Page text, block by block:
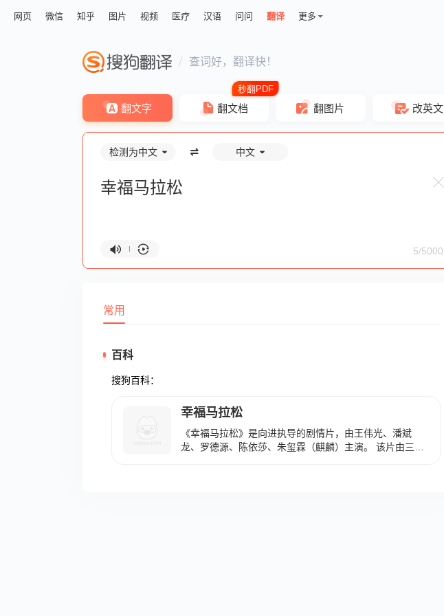
网页 微信 知乎 图片 视频 医疗 汉语 问问 翻译 更多
查词好，翻译快！
翻文字 翻文档 翻图片 改英文
检测为中文 中文
5/5000
常用
百科
搜狗百科：
幸福马拉松
《幸福马拉松》是向进执导的剧情片，由王伟光、潘斌
龙、罗德源、陈依莎、朱玺霖（麒麟）主演。 该片由三个